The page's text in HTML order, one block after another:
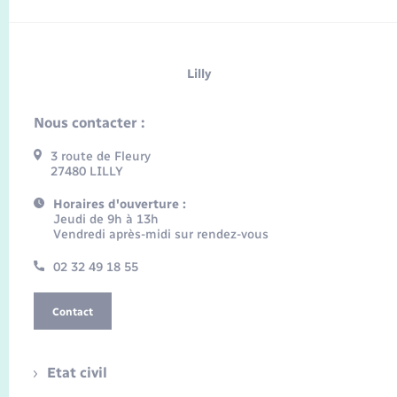
Lilly
Nous contacter :
3 route de Fleury
27480 LILLY
Horaires d'ouverture :
Jeudi de 9h à 13h
Vendredi après-midi sur rendez-vous
02 32 49 18 55
Contact
Etat civil